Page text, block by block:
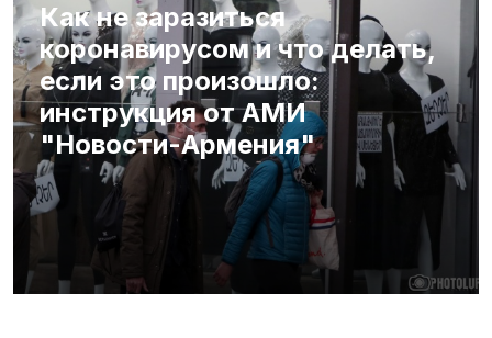
Как не заразиться
коронавирусом и что делать,
если это произошло:
инструкция от АМИ
"Новости-Армения"